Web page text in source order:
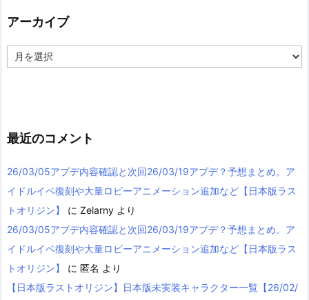
アーカイブ
ー
最近のコメント
26/03/05アプデ内容確認と次回26/03/19アプデ？予想まとめ。ア
イドルイベ復刻や大量ロビーアニメーション追加など【日本版ラス
トオリジン】
に Zelarny より
26/03/05アプデ内容確認と次回26/03/19アプデ？予想まとめ。ア
イドルイベ復刻や大量ロビーアニメーション追加など【日本版ラス
トオリジン】
に 匿名 より
【日本版ラストオリジン】日本版未実装キャラクター一覧【26/02/